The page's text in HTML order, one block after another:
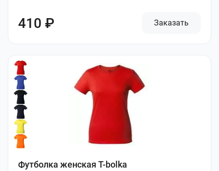
410 ₽ Заказать
Футболка женская T-bolka